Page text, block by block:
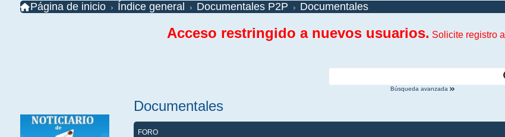
Página de inicio Índice general Documentales P2P Documentales
Acceso restringido a nuevos usuarios. Solicite registro a
Búsqueda avanzada
Documentales
FORO